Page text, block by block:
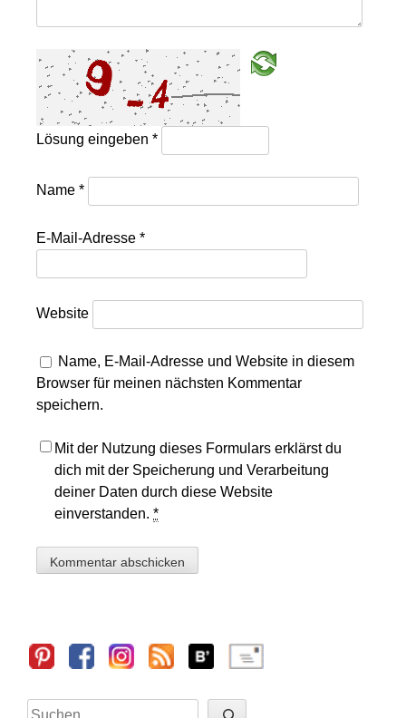
Lösung eingeben*
Name*
E-Mail-Adresse*
Website
Name, E-Mail-Adresse und Website in diesem
Browser für meinen nächsten Kommentar
speichern.
Mit der Nutzung dieses Formulars erklärst du
dich mit der Speicherung und Verarbeitung
deiner Daten durch diese Website
einverstanden.*
Sidebar
Suchen